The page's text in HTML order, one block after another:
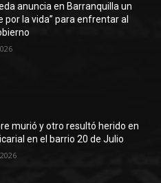
anuncia en Barranquilla un
por la vida” para enfrentar al
murió y otro resultó herido en
en el barrio 20 de Julio